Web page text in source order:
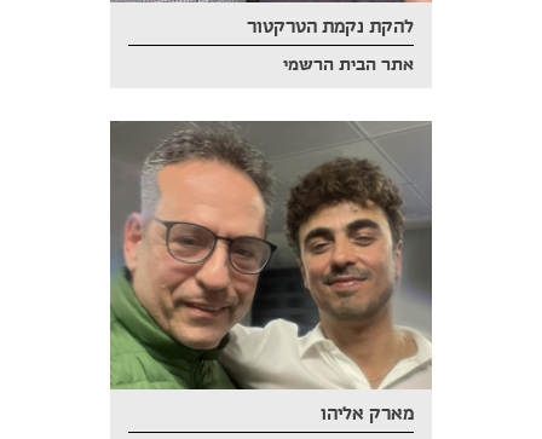
להקת נקמת הטרקטור
אתר הבית הרשמי
מארק אליהו